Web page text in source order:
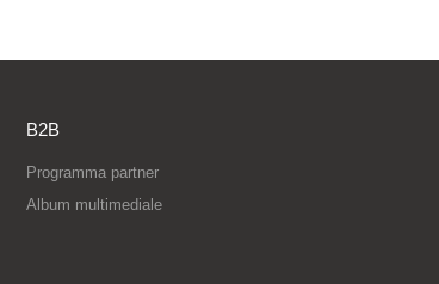
B2B
Programma partner
Album multimediale